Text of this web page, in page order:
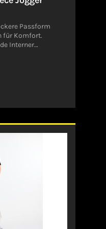
Passform
für Komfort.
340221